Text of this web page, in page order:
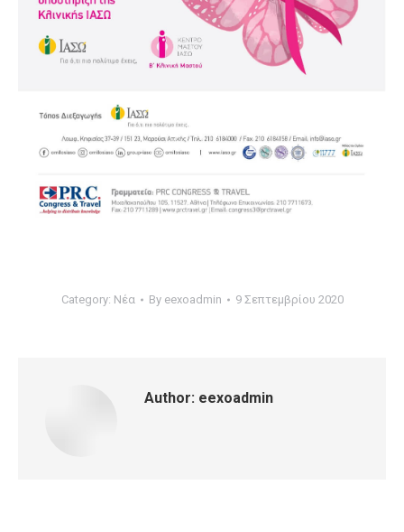
Category: Νέα By eexoadmin 9 Σεπτεμβρίου 2020
Author: eexoadmin